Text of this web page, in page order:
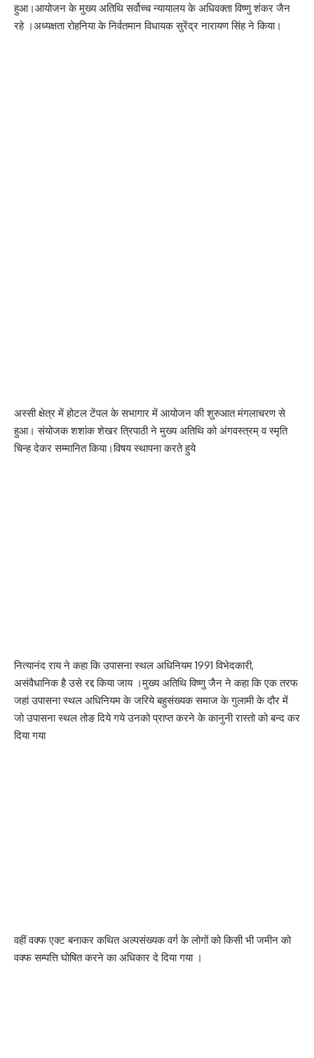
हुआ।आयोजन के मुख्य अतिथि सर्वोच्च न्यायालय के अधिवक्ता विष्णु शंकर जैन
रहे ।अध्यक्षता रोहनिया के निर्वतमान विधायक सुरेंद्र नारायण सिंह ने किया।
अस्सी क्षेत्र में होटल टेंपल के सभागार में आयोजन की शुरुआत मंगलाचरण से
हुआ। संयोजक शशांक शेखर त्रिपाठी ने मुख्य अतिथि को अंगवस्त्रम् व स्मृति
चिन्ह देकर सम्मानित किया।विषय स्थापना करते हुये
नित्यानंद राय ने कहा कि उपासना स्थल अधिनियम 1991 विभेदकारी,
असंवैधानिक है उसे रद्द किया जाय ।मुख्य अतिथि विष्णु जैन ने कहा कि एक तरफ
जहां उपासना स्थल अधिनियम के जरिये बहुसंख्यक समाज के गुलामी के दौर में
जो उपासना स्थल तोङ दिये गये उनको प्राप्त करने के कानुनी रास्तो को बन्द कर
दिया गया
वहीं वक्फ एक्ट बनाकर कथित अल्पसंख्यक वर्ग के लोगों को किसी भी जमीन को
वक्फ सम्पत्ति घोषित करने का अधिकार दे दिया गया ।